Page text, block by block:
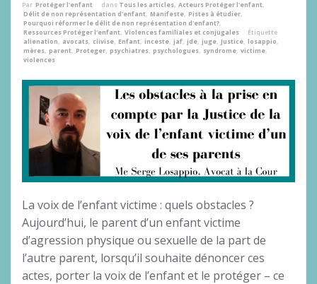
Par Protéger l'enfant dans Tous les articles, Acteurs Protéger l'enfant,
Délit de non représentation d'enfant, Manifeste, Pistes à étudier,
Pourquoi réformer le délit de non représentation d'enfant?,
Ressources Protéger l'enfant, Violences familiales et conjugales
Étiquette
alienation, avocats, ciivise, Enfant, inceste, jaf, jde, juge, Justice, losappio,
mères, parent, Proteger, psychiatres, psychologues, syndrome, victime,
violences
La voix de l’enfant victime : quels obstacles ?
Aujourd’hui, le parent d’un enfant victime
d’agression physique ou sexuelle de la part de
l’autre parent, lorsqu’il souhaite dénoncer ces
actes, porter la voix de l’enfant et le protéger – ce